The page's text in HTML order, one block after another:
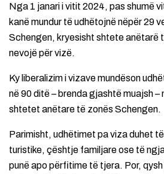
Nga 1 janari i vitit 2024, pas shumë
kanë mundur të udhëtojnë nëpër 29
Schengen, kryesisht shtete anëtarë
nevojë për vizë.
Ky liberalizim i vizave mundëson
në 90 ditë – brenda gjashtë muajsh –
shtetet anëtare të zonës Schengen.
Parimisht, udhëtimet pa viza duhet
turistike, çështje familjare ose të
punë apo përfitime të tjera. Por,